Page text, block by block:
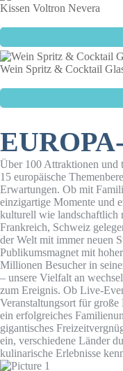
Kissen Voltron Nevera
Wein Spritz & Cocktail
Über 100 Attraktionen und
15 europäische
Erwartungen. Ob mit
einzigartige Momente und
kulturell wie landschaftlich
Frankreich, Schweiz
der Welt mit immer neuen
Publikumsmagnet mit
Millionen Besucher in
– unsere Vielfalt an
zum Ereignis. Ob Live-
Veranstaltungsort für
ein erfolgreiches
gigantisches
ein, verschiedene Länder
kulinarische Erlebnisse